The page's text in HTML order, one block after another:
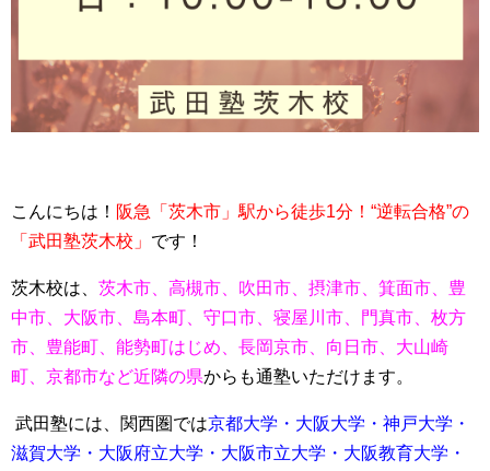
こんにちは！ 阪急「茨木市」駅から徒歩1分！“逆転合格”の
「武田塾茨木校」 です！
茨木校は、 茨木市、高槻市、吹田市、摂津市、箕面市、豊
中市、大阪市、島本町、守口市、寝屋川市、門真市、枚方
市、豊能町、能勢町はじめ、長岡京市、向日市、大山崎
町、京都市など近隣の県からも通塾いただけます。
武田塾には、関西圏では京都大学・大阪大学・神戸大学・
滋賀大学・大阪府立大学・大阪市立大学・大阪教育大学・